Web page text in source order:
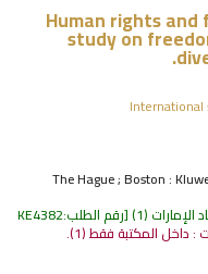
Human rights
study on
The Hague ; Boston :
الإمارات (1) رقم الطلب:KE4382
: داخل المكتبة فقط(1).